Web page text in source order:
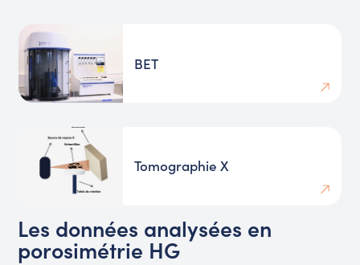
BET
Tomographie X
Les données analysées en
porosimétrie HG